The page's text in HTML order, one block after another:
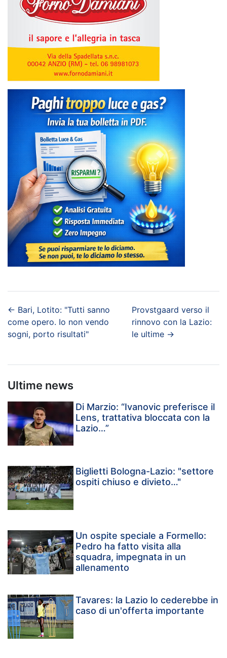
← Bari, Lotito: "Tutti sanno
come opero. Io non vendo
sogni, porto risultati"
Provstgaard verso il
rinnovo con la Lazio:
le ultime→
Ultime news
Di Marzio: “Ivanovic preferisce il
Lens, trattativa bloccata con la
Lazio…”
Biglietti Bologna-Lazio: "settore
ospiti chiuso e divieto…"
Un ospite speciale a Formello:
Pedro ha fatto visita alla
squadra, impegnata in un
allenamento
Tavares: la Lazio lo cederebbe in
caso di un'offerta importante